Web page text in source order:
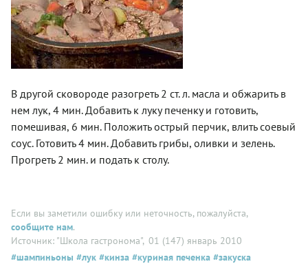
В другой сковороде разогреть 2 ст. л. масла и обжарить в
нем лук, 4 мин. Добавить к луку печенку и готовить,
помешивая, 6 мин. Положить острый перчик, влить соевый
соус. Готовить 4 мин. Добавить грибы, оливки и зелень.
Прогреть 2 мин. и подать к столу.
Если вы заметили ошибку или неточность, пожалуйста,
сообщите нам.
Источник: "Школа гастронома", 01 (147) январь 2010
#шампиньоны #лук #кинза #куриная печенка #закуска